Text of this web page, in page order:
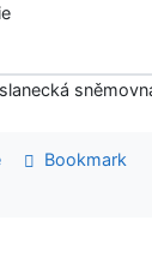
Bookmark